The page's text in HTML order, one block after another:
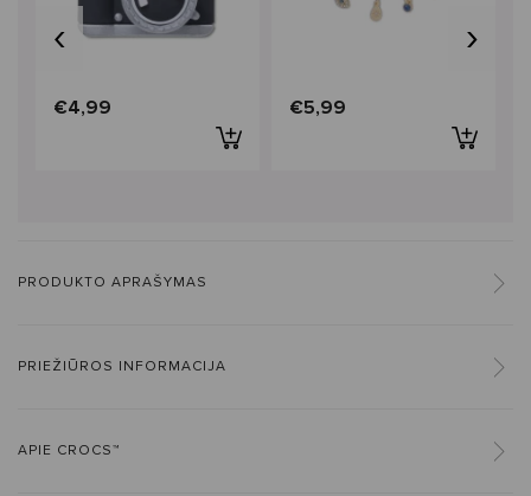
€4,99 €5,99
‹ ›
PRODUKTO APRAŠYMAS
PRIEŽIŪROS INFORMACIJA
APIE CROCS™